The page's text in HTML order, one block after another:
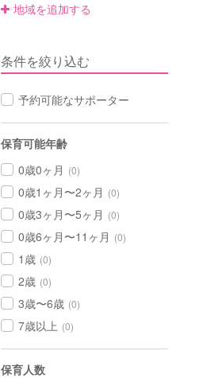
地域を追加する
条件を絞り込む
予約可能なサポーター
保育可能年齢
0歳0ヶ月 (0)
0歳1ヶ月〜2ヶ月 (0)
0歳3ヶ月〜5ヶ月 (0)
0歳6ヶ月〜11ヶ月 (0)
1歳 (0)
2歳 (0)
3歳〜6歳 (0)
7歳以上 (0)
保育人数